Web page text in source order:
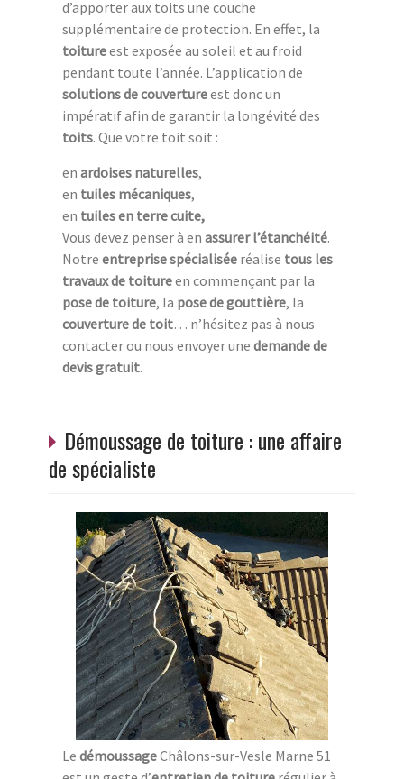
d’apporter aux toits une couche
supplémentaire de protection. En effet, la
toitureest exposée au soleil et au froid
pendant toute l’année. L’application de
solutions de couvertureest donc un
impératif afin de garantir la longévité des
toits. Que votre toit soit :
en ardoises naturelles,
en tuiles mécaniques,
en tuiles en terre cuite,
Vous devez penser à en assurer l’étanchéité.
Notre entreprise spécialisée réalise tous les
travaux de toitureen commençant par la
pose de toiture, la pose de gouttière, la
couverture de toit… n’hésitez pas à nous
contacter ou nous envoyer une demande de
devis gratuit.
Démoussage de toiture : une affaire
de spécialiste
Le démoussageChâlons-sur-Vesle Marne 51